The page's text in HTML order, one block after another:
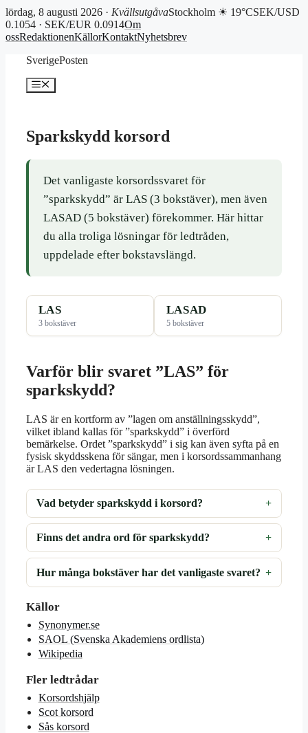
lördag, 8 augusti 2026 · KvällsutgåvaStockholm ☀ 19°CSEK/USD
0.1054 · SEK/EUR 0.0914Om
ossRedaktionenKällorKontaktNyhetsbrev
SverigePosten
Meny
Sparkskydd korsord
Det vanligaste korsordssvaret för
”sparkskydd” är LAS (3 bokstäver), men även
LASAD (5 bokstäver) förekommer. Här hittar
du alla troliga lösningar för ledtråden,
uppdelade efter bokstavslängd.
LAS
3 bokstäver
LASAD
5 bokstäver
Varför blir svaret ”LAS” för
sparkskydd?
LAS är en kortform av ”lagen om anställningsskydd”,
vilket ibland kallas för ”sparkskydd” i överförd
bemärkelse. Ordet ”sparkskydd” i sig kan även syfta på en
fysisk skyddsskena för sängar, men i korsordssammanhang
är LAS den vedertagna lösningen.
Vad betyder sparkskydd i korsord?
Finns det andra ord för sparkskydd?
Hur många bokstäver har det vanligaste svaret?
Källor
Synonymer.se
SAOL (Svenska Akademiens ordlista)
Wikipedia
Fler ledtrådar
Korsordshjälp
Scot korsord
Sås korsord